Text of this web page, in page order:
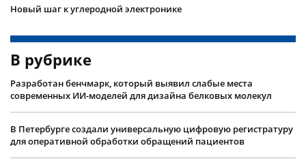
Новый шаг к углеродной электронике
В рубрике
Разработан бенчмарк, который выявил слабые места
современных ИИ-моделей для дизайна белковых молекул
В Петербурге создали универсальную цифровую регистратуру
для оперативной обработки обращений пациентов